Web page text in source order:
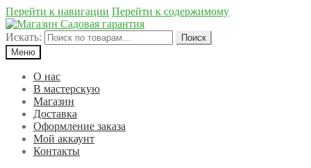
Перейти к навигации Перейти к содержимому
Искать:
Поиск
Меню
О нас
В мастерскую
Магазин
Доставка
Оформление заказа
Мой аккаунт
Контакты